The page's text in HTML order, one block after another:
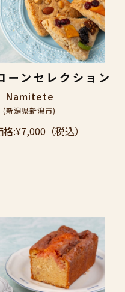
ーンセレクション
Namitete
(新潟県新潟市)
格:¥7,000 （税込）